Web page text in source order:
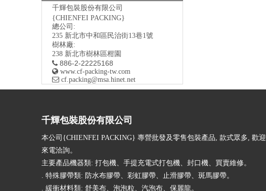
千輝包裝股份有限公司
{CHIENFEI PACKING}
總公司:
235 新北市中和區民治街13巷1號
樹林廠:
238 新北市樹林區柑園
 886-2-22225168
 www.cf-packing-tw.com
 ​ cf.packing@msa.hinet.net
千輝包裝股份有限公司
本公司{CHIENFEI PACKING} 專營批發及零售包裝產品, 款式眾多, 歡迎
來電洽詢。
主要產品機器類: 打包機、手提充電式打包機、封口機、買賣維修。
. 特殊膠帶類: 防水布膠帶、彩虹膠帶、止滑膠帶、斑馬膠帶。
. 緩衝材料類: 舒美布、泡泡粒、汽泡布、保麗龍。